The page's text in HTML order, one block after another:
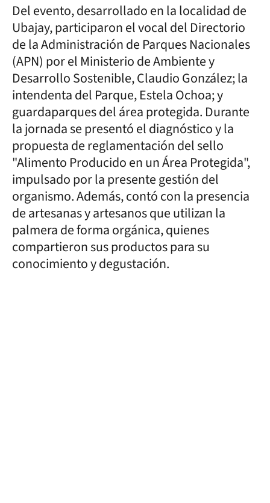
Del evento, desarrollado en la localidad de
Ubajay, participaron el vocal del Directorio
de la Administración de Parques Nacionales
(APN) por el Ministerio de Ambiente y
Desarrollo Sostenible, Claudio González; la
intendenta del Parque, Estela Ochoa; y
guardaparques del área protegida. Durante
la jornada se presentó el diagnóstico y la
propuesta de reglamentación del sello
"Alimento Producido en un Área Protegida",
impulsado por la presente gestión del
organismo. Además, contó con la presencia
de artesanas y artesanos que utilizan la
palmera de forma orgánica, quienes
compartieron sus productos para su
conocimiento y degustación.